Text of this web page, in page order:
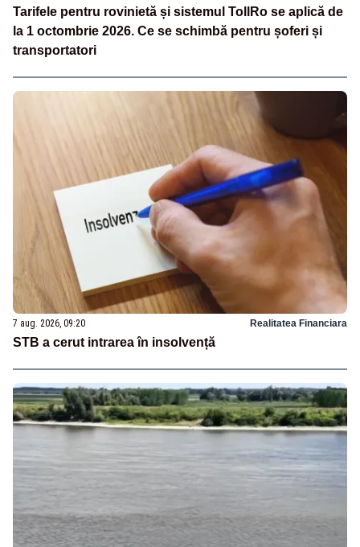
Tarifele pentru rovinietă și sistemul TollRo se aplică de
la 1 octombrie 2026. Ce se schimbă pentru șoferi și
transportatori
7 aug. 2026, 09:20 Realitatea Financiara
STB a cerut intrarea în insolvență